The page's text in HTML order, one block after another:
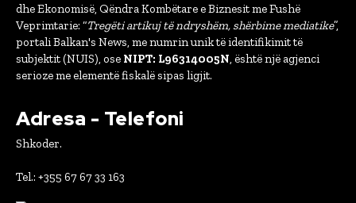
dhe Ekonomisë, Qëndra Kombëtare e Biznesit me Fushë
Veprimtarie: “Tregëti artikuj të ndryshëm, shërbime mediatike”,
portali Balkan's News, me numrin unik të identifikimit të
subjektit (NUIS), ose NIPT: L96314005N, është një agjenci
serioze me elementë fiskalë sipas ligjit.
Adresa - Telefoni
Shkoder.
Tel.: +355 67 67 33 163